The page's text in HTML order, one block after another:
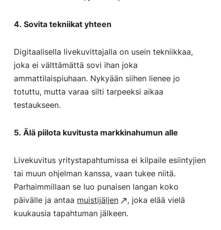
4. Sovita tekniikat yhteen
Digitaalisella livekuvittajalla on usein tekniikkaa,
joka ei välttämättä sovi ihan joka
ammattilaispiuhaan. Nykyään siihen lienee jo
totuttu, mutta varaa silti tarpeeksi aikaa
testaukseen.
5. Älä piilota kuvitusta markkinahumun alle
Livekuvitus yritystapahtumissa ei kilpaile esiintyjien
tai muun ohjelman kanssa, vaan tukee niitä.
Parhaimmillaan se luo punaisen langan koko
päivälle ja antaa muistijäljen
, joka elää vielä
kuukausia tapahtuman jälkeen.